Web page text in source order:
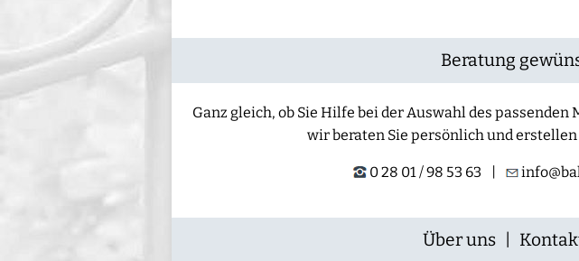
Beratung
Ganz gleich, ob Sie Hilfe bei der Auswahl des
wir beraten Sie persönlich und
0 28 01 / 98 53 63 |
Über uns|